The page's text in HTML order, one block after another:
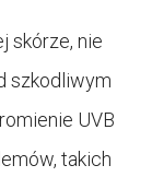
skórze, nie
szkodliwym
UVB
takich